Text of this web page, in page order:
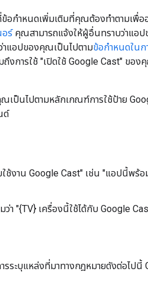
อกำหนดเพิ่มเติมที่คุณต้องทำตามเพื่อ
อร์คุณสามารถแจ้งให้ผู้อื่นทราบว่าแอ
ว่าแอปของคุณเป็นไปตามข้อกำหนดในก
ถึงการใช้ "เปิดใช้ Google Cast" ของ
ป็นไปตามหลักเกณฑ์การใช้ป้าย
ด์
ช้งาน Google Cast" เช่น "แอปนี้พร้
า "{TV} เครื่องนี้ใช้ได้กับ Google
รระบุแหล่งที่มาทางกฎหมายดังต่อไปนี้